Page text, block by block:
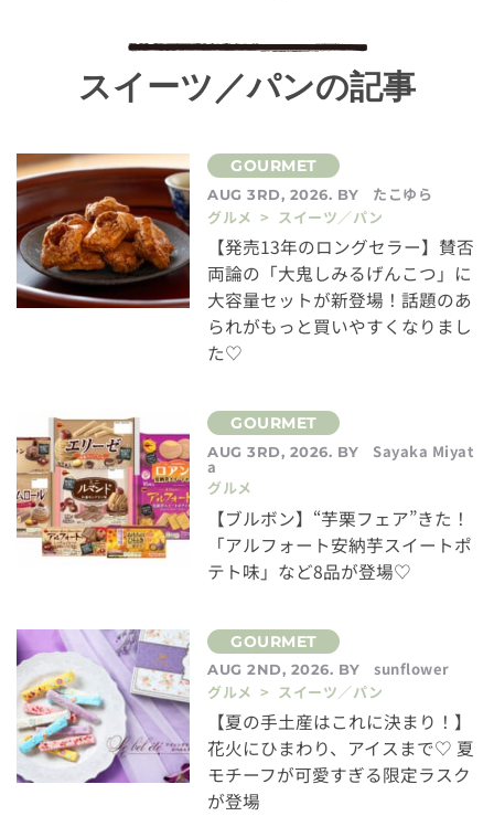
スイーツ／パンの記事
AUG 3RD, 2026. BY
たこゆら
グルメ > スイーツ／パン
【発売13年のロングセラー】賛否
両論の「大鬼しみるげんこつ」に
大容量セットが新登場！話題のあ
られがもっと買いやすくなりまし
た♡
AUG 3RD, 2026. BY Sayaka Miyat
a
グルメ
【ブルボン】“芋栗フェア”きた！
「アルフォート安納芋スイートポ
テト味」など8品が登場♡
AUG 2ND, 2026. BY
sunflower
グルメ > スイーツ／パン
【夏の手土産はこれに決まり！】
花火にひまわり、アイスまで♡ 夏
モチーフが可愛すぎる限定ラスク
が登場